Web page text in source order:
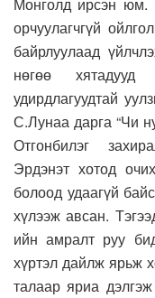
Монголд ирсэн юм.
орчуулагчгүй
байрлуулаад
нөгөө хятадууд
удирдлагуудтай
С.Лунаа дарга “Чи
Отгонбилэг
Эрдэнэт хотод
болоод удаагүй
хүлээж авсан.
ийн амралт руу
хүртэл дайлж ярьж
талаар яриа